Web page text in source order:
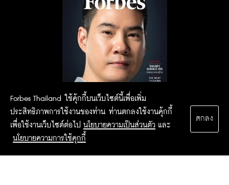
Forbes Thailand ใช้คุ้กกี้บนเว็บไซต์นี้เพื่อเพิ่ม
ประสิทธิภาพการใช้งานของท่าน ท่านตกลงใช้งานคุ้กกี้
เพื่อใช้งานเว็บไซต์ต่อไป นโยบายความเป็นส่วนตัว และ
นโยบายความการใช้คุกกี้
ตกลง
2015 Forbesthailand.com ALL RIGHTS RESERVED